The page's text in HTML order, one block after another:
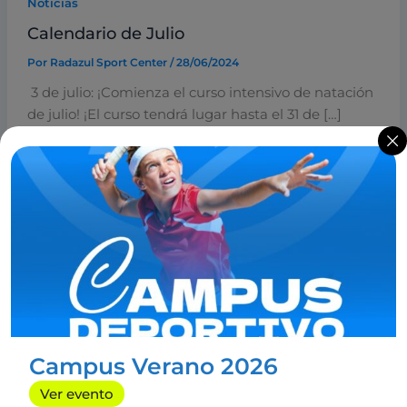
Noticias
Calendario de Julio
Por Radazul Sport Center /28/06/2024
‍ 3 de julio: ¡Comienza el curso intensivo de natación
de julio! ¡El curso tendrá lugar hasta el 31 de […]
Radazul Sport Center es tu centro deportivo
en Tenerife, donde el deporte y el bienestar
Campus Verano 2026
Ver evento